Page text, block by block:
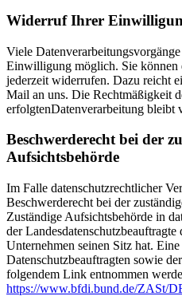
Widerruf Ihrer
Viele
Einwilligung möglich. Sie
jederzeit widerrufen. Dazu reicht
Mail an uns. Die Rechtmäßigkeit
erfolgtenDatenverarbeitung bleibt
Beschwerderecht bei der
Aufsichtsbehörde
Im Falle datenschutzrechtlicher
Beschwerderecht bei der
Zuständige Aufsichtsbehörde in
der
Unternehmen seinen Sitz hat.
Datenschutzbeauftragten sowie
folgendem Link entnommen
https://www.bfdi.bund.de/ZASt/